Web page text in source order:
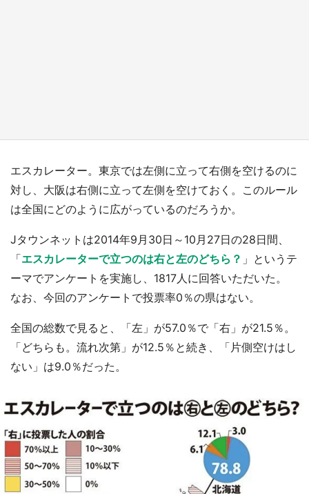
エスカレーター。東京では左側に立って右側を空けるのに
対し、大阪は右側に立って左側を空けておく。このルール
は全国にどのように広がっているのだろうか。
Jタウンネットは2014年9月30日～10月27日の28日間、
「エスカレーターで立つのは右と左のどちら？ 」というテ
ーマでアンケートを実施し、1817人に回答いただいた。
なお、今回のアンケートで投票率0％の県はない。
全国の総数で見ると、「左」が57.0％で「右」が21.5％。
「どちらも。流れ次第」が12.5％と続き、「片側空けはし
ない」は9.0％だった。